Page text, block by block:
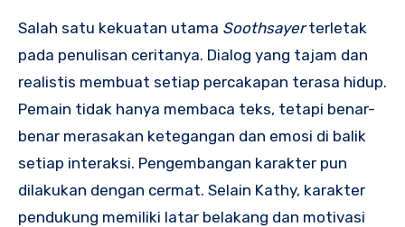
Salah satu kekuatan utama Soothsayerterletak
pada penulisan ceritanya. Dialog yang tajam dan
realistis membuat setiap percakapan terasa hidup.
Pemain tidak hanya membaca teks, tetapi benar-
benar merasakan ketegangan dan emosi di balik
setiap interaksi. Pengembangan karakter pun
dilakukan dengan cermat. Selain Kathy, karakter
pendukung memiliki latar belakang dan motivasi